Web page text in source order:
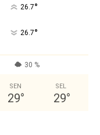
26.7°
26.7°
30 %
SEN
29°
SEL
29°